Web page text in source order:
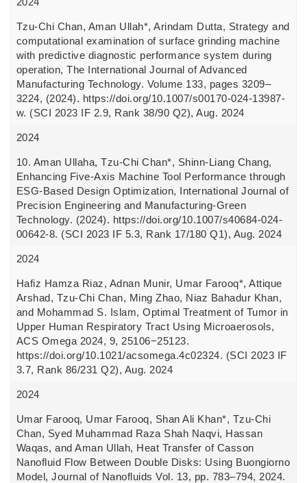
Tzu-Chi Chan, Aman Ullah*, Arindam Dutta, Strategy and
computational examination of surface grinding machine
with predictive diagnostic performance system during
operation, The International Journal of Advanced
Manufacturing Technology. Volume 133, pages 3209–
3224, (2024). https://doi.org/10.1007/s00170-024-13987-
w. (SCI 2023 IF 2.9, Rank 38/90 Q2), Aug. 2024
2024
10. Aman Ullaha, Tzu-Chi Chan*, Shinn-Liang Chang,
Enhancing Five-Axis Machine Tool Performance through
ESG-Based Design Optimization, International Journal of
Precision Engineering and Manufacturing-Green
Technology. (2024). https://doi.org/10.1007/s40684-024-
00642-8. (SCI 2023 IF 5.3, Rank 17/180 Q1), Aug. 2024
2024
Hafiz Hamza Riaz, Adnan Munir, Umar Farooq*, Attique
Arshad, Tzu-Chi Chan, Ming Zhao, Niaz Bahadur Khan,
and Mohammad S. Islam, Optimal Treatment of Tumor in
Upper Human Respiratory Tract Using Microaerosols,
ACS Omega 2024, 9, 25106−25123.
https://doi.org/10.1021/acsomega.4c02324. (SCI 2023 IF
3.7, Rank 86/231 Q2), Aug. 2024
2024
Umar Farooq, Umar Farooq, Shan Ali Khan*, Tzu-Chi
Chan, Syed Muhammad Raza Shah Naqvi, Hassan
Waqas, and Aman Ullah, Heat Transfer of Casson
Nanofluid Flow Between Double Disks: Using Buongiorno
Model, Journal of Nanofluids Vol. 13, pp. 783–794, 2024.